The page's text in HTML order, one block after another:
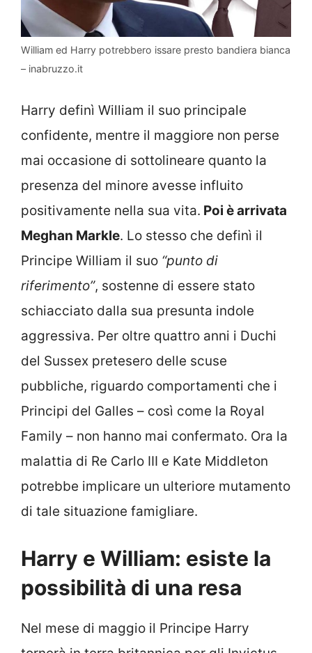
William ed Harry potrebbero issare presto bandiera bianca
– inabruzzo.it
Harry definì William il suo principale
confidente, mentre il maggiore non perse
mai occasione di sottolineare quanto la
presenza del minore avesse influito
positivamente nella sua vita. Poi è arrivata
Meghan Markle. Lo stesso che definì il
Principe William il suo “punto di
riferimento”, sostenne di essere stato
schiacciato dalla sua presunta indole
aggressiva. Per oltre quattro anni i Duchi
del Sussex pretesero delle scuse
pubbliche, riguardo comportamenti che i
Principi del Galles – così come la Royal
Family – non hanno mai confermato. Ora la
malattia di Re Carlo III e Kate Middleton
potrebbe implicare un ulteriore mutamento
di tale situazione famigliare.
Harry e William: esiste la
possibilità di una resa
Nel mese di maggio il Principe Harry